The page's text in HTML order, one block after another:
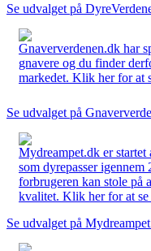
Se udvalget på
Gnaververdenen.dk har
gnavere og du finder
markedet. Klik her for at
Se udvalget på
Mydreampet.dk er startet
som dyrepasser
forbrugeren kan stole på
kvalitet. Klik her for at se
Se udvalget på